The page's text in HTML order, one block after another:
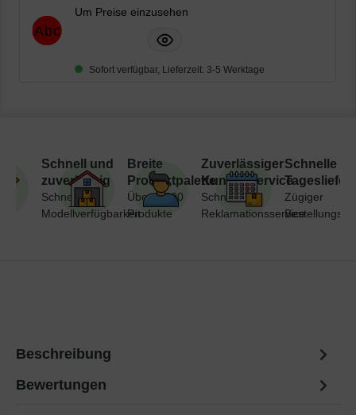
Um Preise einzusehen
Sofort verfügbar, Lieferzeit: 3-5 Werktage
Schnell und
zuverlässig
Schnelle
Modellverfügbarkeit
Breite
Produktpalette
Über 7.000
Produkte
Zuverlässiger
Kundenservice
Schneller
Reklamationsservice
Schnelle
Zügiger
Beschreibung
Bewertungen